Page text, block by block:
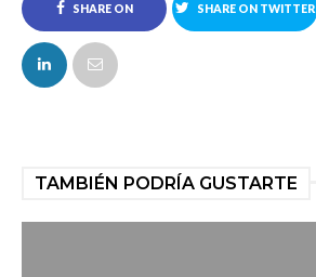
SHARE ON
FACEBOOK
SHARE ON TWITTER
TAMBIÉN PODRÍA GUSTARTE